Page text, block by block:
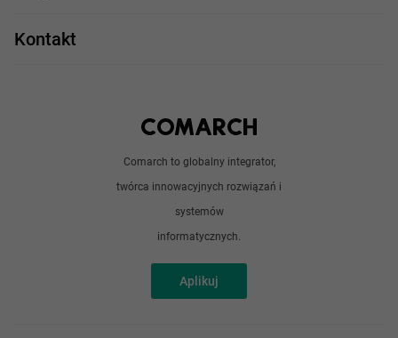
Comarch to globalny integrator,
twórca innowacyjnych rozwiązań i
systemów
informatycznych.
Aplikuj
Doświadczeni programiści
Praca w IT
Kontakt